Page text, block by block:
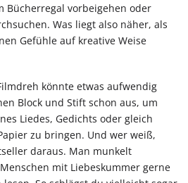
Bücherregal vorbeigehen oder
Was liegt also näher, als
Gefühle auf kreative Weise
könnte etwas aufwendig
Block und Stift schon aus, um
Liedes, Gedichts oder gleich
zu bringen. Und wer weiß,
daraus. Man munkelt
mit Liebeskummer gerne